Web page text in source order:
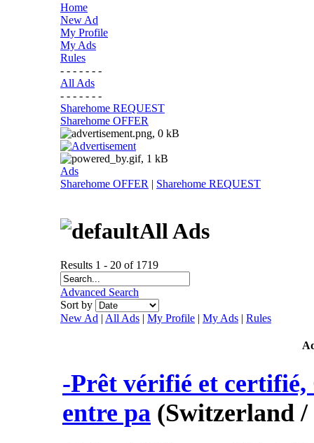
Home
New Ad
My Profile
My Ads
Rules
- - - - - - -
All Ads
- - - - - - -
Sharehome REQUEST
Sharehome OFFER
Ads
Sharehome OFFER | Sharehome REQUEST
All Ads
Results 1 - 20 of 1719
Advanced Search
Sort by
New Ad | All Ads | My Profile | My Ads | Rules
-Prêt vérifié et certifié,
entre pa (Switzerland